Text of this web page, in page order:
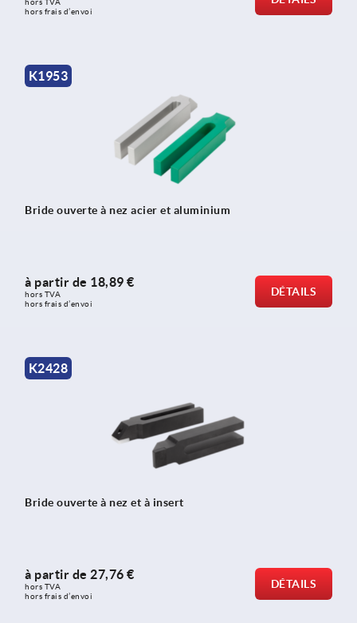
hors TVA
hors frais d’envoi
K1953
Bride ouverte à nez acier et aluminium
à partir de 18,89 €
hors TVA
hors frais d’envoi
DÉTAILS
K2428
Bride ouverte à nez et à insert
à partir de 27,76 €
hors TVA
hors frais d’envoi
DÉTAILS